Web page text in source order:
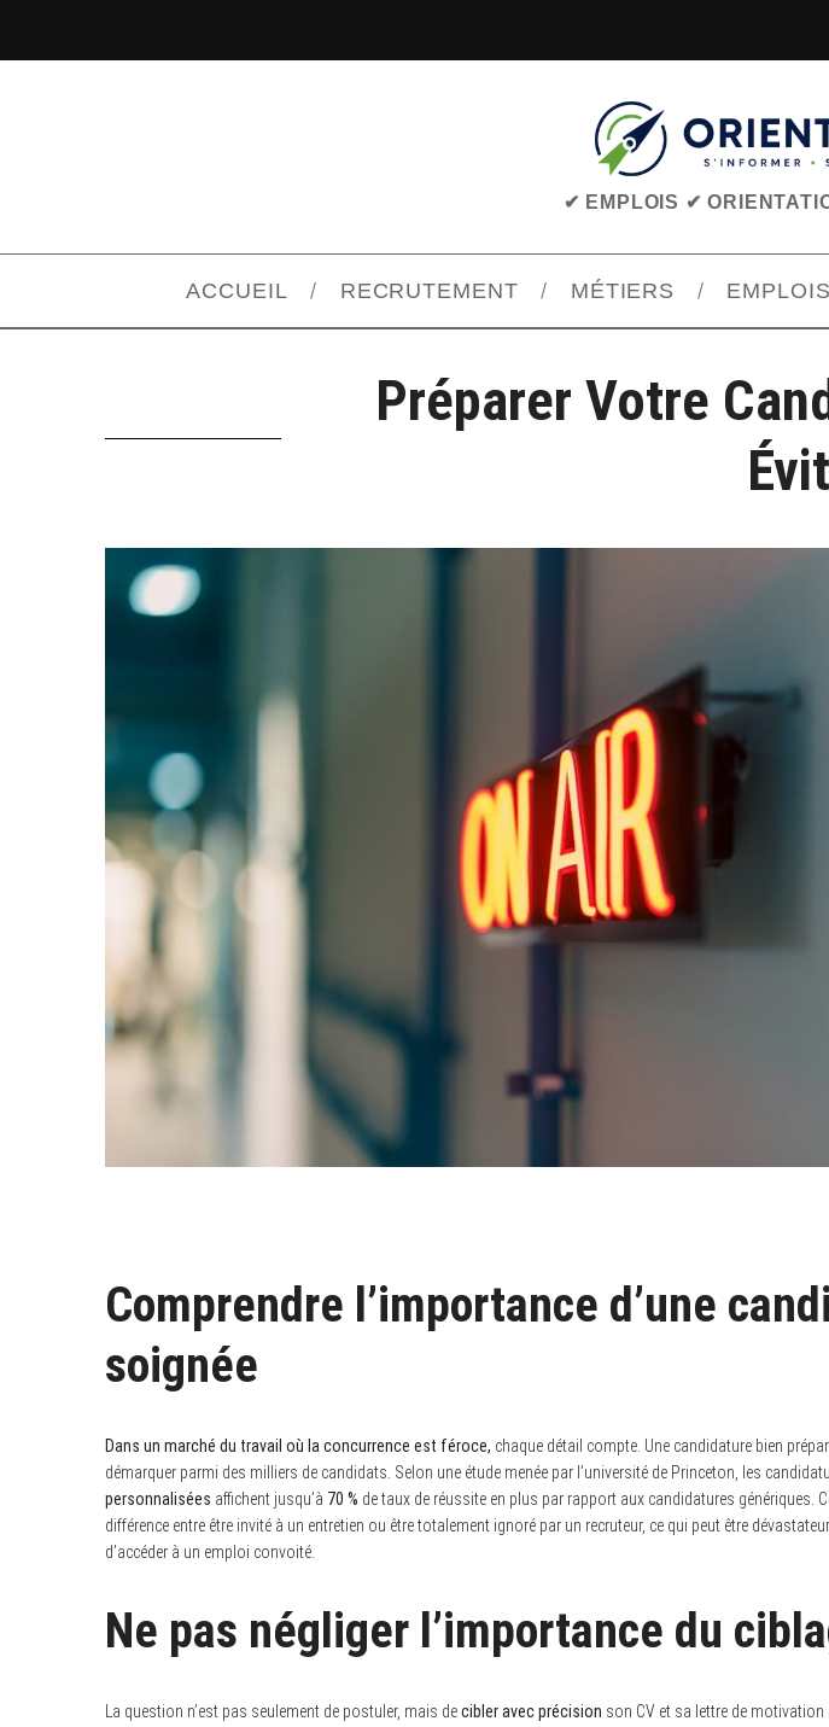
✔ EMPLOIS ✔
ACCUEIL RECRUTEMENT MÉTIERS EMPLOIS
Préparer Votre
Comprendre l’importance d’une
soignée
Dans un marché du travail où la concurrence est féroce, chaque détail compte. Une candidature bien
démarquer parmi des milliers de candidats. Selon une étude menée par l’université de Princeton, les
personnalisées affichent jusqu’à 70 % de taux de réussite en plus par rapport aux candidatures génériques.
différence entre être invité à un entretien ou être totalement ignoré par un recruteur, ce qui peut être
d’accéder à un emploi convoité.
Ne pas négliger l’importance du
La question n’est pas seulement de postuler, mais decibler avec précision son CV et sa lettre de motivation